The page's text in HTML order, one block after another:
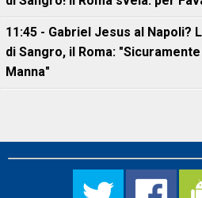
11:45 - Gabriel Jesus al Napoli?
di Sangro, il Roma:
Manna"